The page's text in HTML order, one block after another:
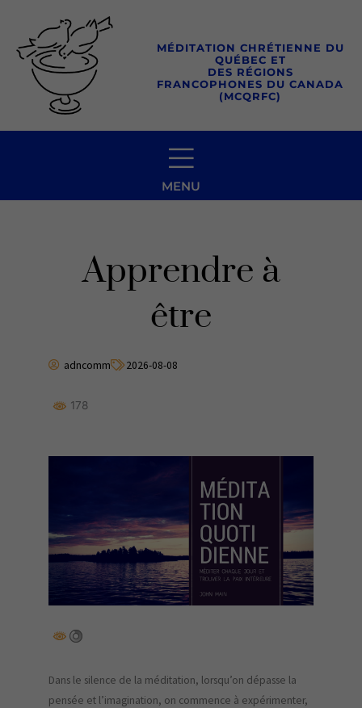
contenu
MÉDITATION CHRÉTIENNE DU
QUÉBEC ET
DES RÉGIONS
FRANCOPHONES DU CANADA
(MCQRFC)
MENU
Apprendre à
être
adncomm 2026-08-08
178
Dans le silence de la méditation, lorsqu’on dépasse la
pensée et l’imagination, on commence à expérimenter,